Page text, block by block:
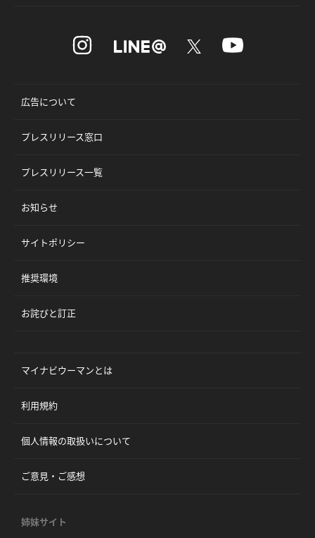
広告について
プレスリリース窓口
プレスリリース一覧
お知らせ
サイトポリシー
推奨環境
お詫びと訂正
マイナビウーマンとは
利用規約
個人情報の取扱いについて
ご意見・ご感想
姉妹サイト